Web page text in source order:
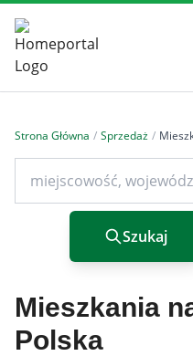
Strona Główna / Sprzedaż /
Szukaj
Mieszkania
Polska